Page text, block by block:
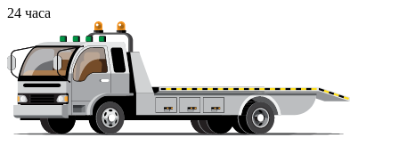
24 часа